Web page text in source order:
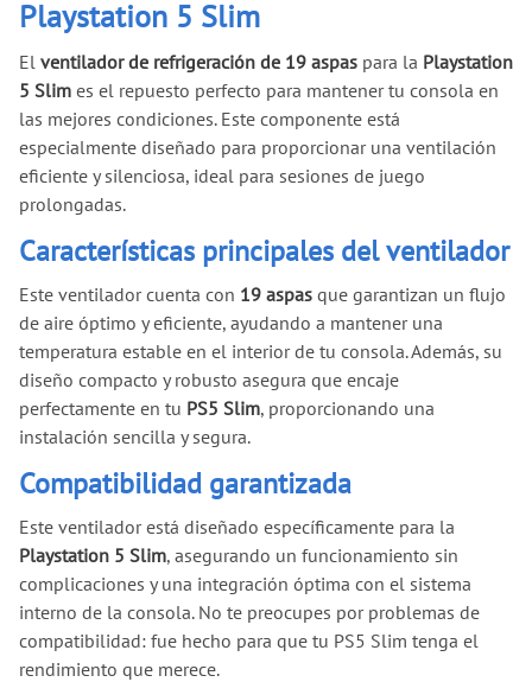
Playstation 5 Slim
El ventilador de refrigeración de 19 aspas para la Playstation
5 Slim es el repuesto perfecto para mantener tu consola en
las mejores condiciones. Este componente está
especialmente diseñado para proporcionar una ventilación
eficiente y silenciosa, ideal para sesiones de juego
prolongadas.
Características principales del ventilador
Este ventilador cuenta con 19 aspas que garantizan un flujo
de aire óptimo y eficiente, ayudando a mantener una
temperatura estable en el interior de tu consola. Además, su
diseño compacto y robusto asegura que encaje
perfectamente en tu PS5 Slim, proporcionando una
instalación sencilla y segura.
Compatibilidad garantizada
Este ventilador está diseñado específicamente para la
Playstation 5 Slim, asegurando un funcionamiento sin
complicaciones y una integración óptima con el sistema
interno de la consola. No te preocupes por problemas de
compatibilidad: fue hecho para que tu PS5 Slim tenga el
rendimiento que merece.